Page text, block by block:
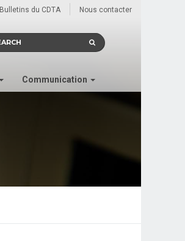
Nous contacter
Bulletins du CDTA
Communication